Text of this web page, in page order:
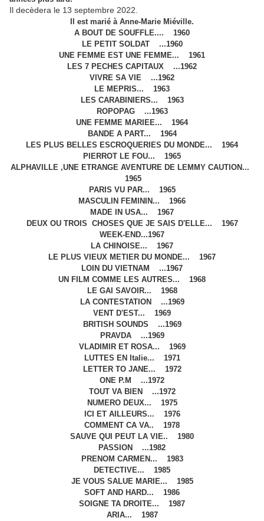
Il decèdera le 13 septembre 2022.
Il est marié à Anne-Marie Miéville.
A BOUT DE SOUFFLE.... 1960
LE PETIT SOLDAT ...1960
UNE FEMME EST UNE FEMME... 1961
LES 7 PECHES CAPITAUX ...1962
VIVRE SA VIE ...1962
LE MEPRIS... 1963
LES CARABINIERS... 1963
ROPOPAG ...1963
UNE FEMME MARIEE... 1964
BANDE A PART... 1964
LES PLUS BELLES ESCROQUERIES DU MONDE... 1964
PIERROT LE FOU... 1965
ALPHAVILLE ,UNE ETRANGE AVENTURE DE LEMMY CAUTION...
1965
PARIS VU PAR... 1965
MASCULIN FEMININ... 1966
MADE IN USA... 1967
DEUX OU TROIS CHOSES QUE JE SAIS D'ELLE... 1967
WEEK-END...1967
LA CHINOISE... 1967
LE PLUS VIEUX METIER DU MONDE... 1967
LOIN DU VIETNAM ...1967
UN FILM COMME LES AUTRES... 1968
LE GAI SAVOIR... 1968
LA CONTESTATION ...1969
VENT D'EST... 1969
BRITISH SOUNDS ...1969
PRAVDA ...1969
VLADIMIR ET ROSA... 1969
LUTTES EN Italie... 1971
LETTER TO JANE... 1972
ONE P.M ...1972
TOUT VA BIEN ...1972
NUMERO DEUX... 1975
ICI ET AILLEURS... 1976
COMMENT CA VA.. 1978
SAUVE QUI PEUT LA VIE.. 1980
PASSION ...1982
PRENOM CARMEN... 1983
DETECTIVE... 1985
JE VOUS SALUE MARIE... 1985
SOFT AND HARD... 1986
SOIGNE TA DROITE... 1987
ARIA... 1987